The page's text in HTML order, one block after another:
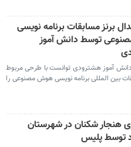
برنز مسابقات برنامه نویسی
توسط دانش آموز
آموز هشترودی توانست با طرحی مربوط
بین المللی برنامه نویسی هوش مصنوعی را
هنجار شکنان در شهرستان
توسط پلیس